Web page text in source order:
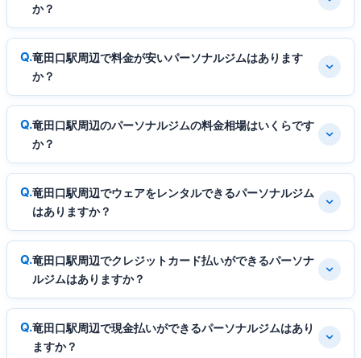
か？
竜田口駅周辺で料金が安いパーソナルジムはあります
か？
竜田口駅周辺のパーソナルジムの料金相場はいくらです
か？
竜田口駅周辺でウェアをレンタルできるパーソナルジム
はありますか？
竜田口駅周辺でクレジットカード払いができるパーソナ
ルジムはありますか？
竜田口駅周辺で現金払いができるパーソナルジムはあり
ますか？